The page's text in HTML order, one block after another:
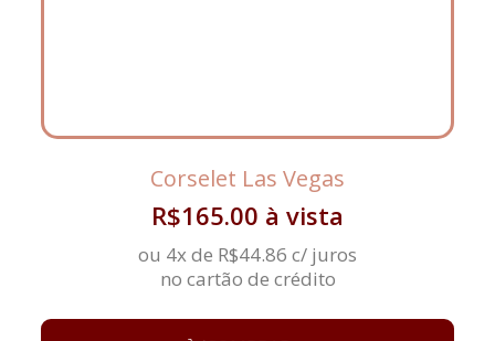
Corselet Las Vegas
R$165.00 à vista
ou 4x de R$44.86 c/ juros
no cartão de crédito